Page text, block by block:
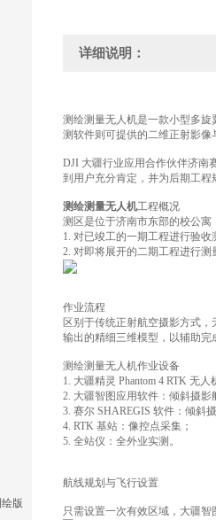
版
详细说明：
测绘测量无人机是一款小型多
测软件则可提供的二维正射影
DJI 大疆行业应用合作伙伴济南
到用户充分肯定，并为后期工程
测绘测量无人机工程概况
测区是位于济南市东部的校公
1. 对已竣工的一期工程进行验
2. 对即将展开的二期工程进行
作业流程
区别于传统正射航空摄影方式
输出的精细三维模型，以辅助
测绘测量无人机作业设备
1. 大疆精灵 Phantom 4 RTK 无
2. 大疆智图应用软件：倾斜摄
3. 赛尔 SHAREGIS 软件：倾斜
4. RTK 基站：像控点采集；
5. 全站仪：全外业实测。
航线规划与飞行设置
只需设置一次有效区域，大疆